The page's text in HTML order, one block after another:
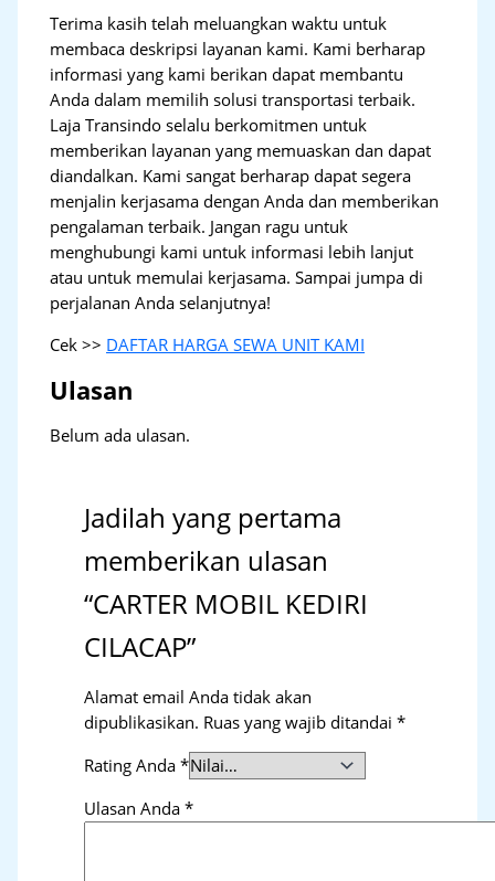
Terima kasih telah meluangkan waktu untuk
membaca deskripsi layanan kami. Kami berharap
informasi yang kami berikan dapat membantu
Anda dalam memilih solusi transportasi terbaik.
Laja Transindo selalu berkomitmen untuk
memberikan layanan yang memuaskan dan dapat
diandalkan. Kami sangat berharap dapat segera
menjalin kerjasama dengan Anda dan memberikan
pengalaman terbaik. Jangan ragu untuk
menghubungi kami untuk informasi lebih lanjut
atau untuk memulai kerjasama. Sampai jumpa di
perjalanan Anda selanjutnya!
Cek >> DAFTAR HARGA SEWA UNIT KAMI
Ulasan
Belum ada ulasan.
Jadilah yang pertama
memberikan ulasan
“CARTER MOBIL KEDIRI
CILACAP”
Alamat email Anda tidak akan
dipublikasikan. Ruas yang wajib ditandai*
Rating Anda*
Ulasan Anda*